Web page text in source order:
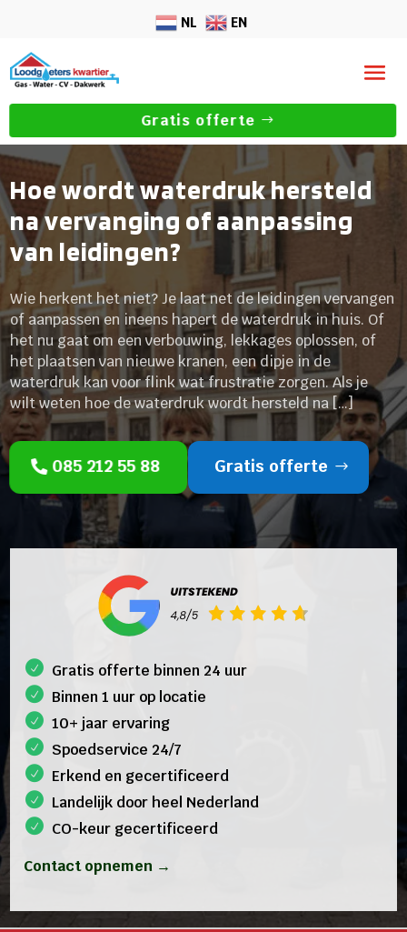
NL EN
Gratis offerte
Hoe wordt waterdruk hersteld
na vervanging of aanpassing
van leidingen?
Wie herkent het niet? Je laat net de leidingen vervangen
of aanpassen en ineens hapert de waterdruk in huis. Of
het nu gaat om een verbouwing, lekkages oplossen, of
het plaatsen van nieuwe kranen, een dipje in de
waterdruk kan voor flink wat frustratie zorgen. Als je
wilt weten hoe de waterdruk wordt hersteld na […]
085 212 55 88 Gratis offerte
Gratis offerte binnen 24 uur
Binnen 1 uur op locatie
10+ jaar ervaring
Spoedservice 24/7
Erkend en gecertificeerd
Landelijk door heel Nederland
CO-keur gecertificeerd
Contact opnemen →